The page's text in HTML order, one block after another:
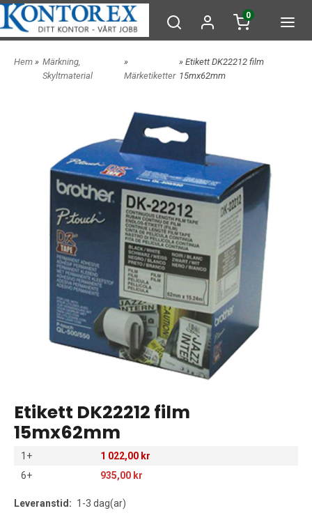
0
Hem » Märkning,
Skyltmaterial
»
Märketiketter
» Etikett DK22212 film
15mx62mm
Etikett DK22212 film
15mx62mm
1+
1 022,00 kr
6+
935,00 kr
Leveranstid: 1-3 dag(ar)